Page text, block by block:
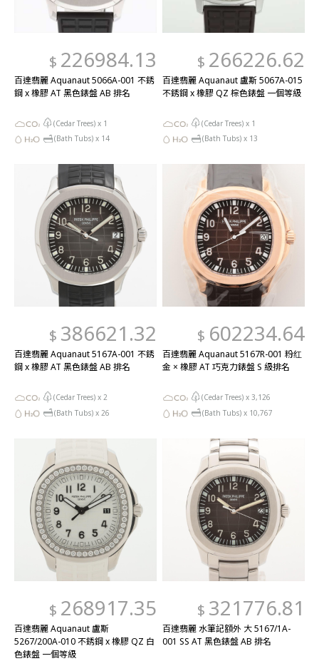
$ 226984.13
百達翡麗 Aquanaut 5066A-001 不銹
鋼 x 橡膠 AT 黑色錶盤 AB 排名
(Cedar Trees) x 1
(Bath Tubs) x 14
$ 266226.62
百達翡麗 Aquanaut 盧斯 5067A-015
不銹鋼 x 橡膠 QZ 棕色錶盤 一個等級
(Cedar Trees) x 1
(Bath Tubs) x 13
$ 386621.32
百達翡麗 Aquanaut 5167A-001 不銹
鋼 x 橡膠 AT 黑色錶盤 AB 排名
(Cedar Trees) x 2
(Bath Tubs) x 26
$ 602234.64
百達翡麗 Aquanaut 5167R-001 粉红
金 × 橡膠 AT 巧克力錶盤 S 級排名
(Cedar Trees) x 3,126
(Bath Tubs) x 10,767
$ 268917.35
百達翡麗 Aquanaut 盧斯
5267/200A-010 不銹鋼 x 橡膠 QZ 白
色錶盤 一個等級
$ 321776.81
百達翡麗 水筆記額外 大 5167/1A-
001 SS AT 黑色錶盤 AB 排名